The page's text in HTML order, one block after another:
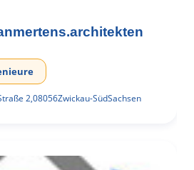
2,08056Zwickau-SüdSachsen